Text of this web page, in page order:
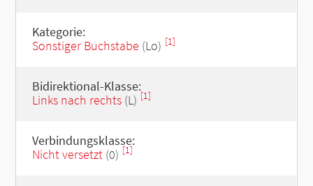
Kategorie:
Sonstiger Buchstabe (Lo) [1]
Bidirektional-Klasse:
Links nach rechts(L) [1]
Verbindungsklasse:
Nicht versetzt(0) [1]